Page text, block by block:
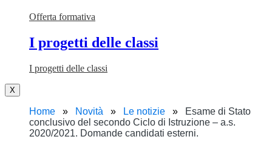
Offerta formativa
I progetti delle classi
I progetti delle classi
X
Home Novità Le notizie
Esame di Stato
conclusivo del secondo Ciclo di Istruzione – a.s.
2020/2021. Domande candidati esterni.